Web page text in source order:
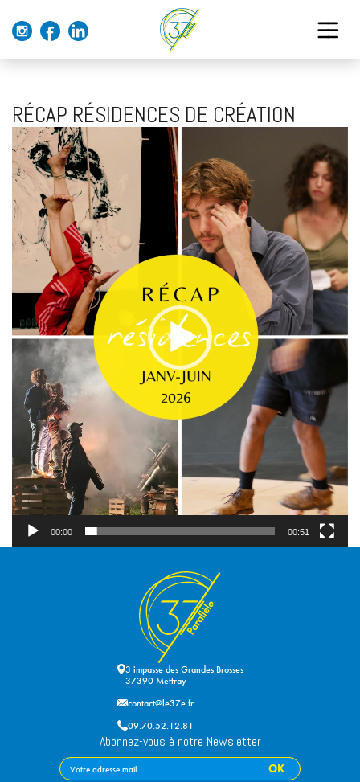
RÉCAP RÉSIDENCES DE CRÉATION
Lecteur
vidéo
00:00 00:51
3 impasse des Grandes Brosses
37390 Mettray
contact@le37e.fr
09.70.52.12.81
Abonnez-vous à notre Newsletter